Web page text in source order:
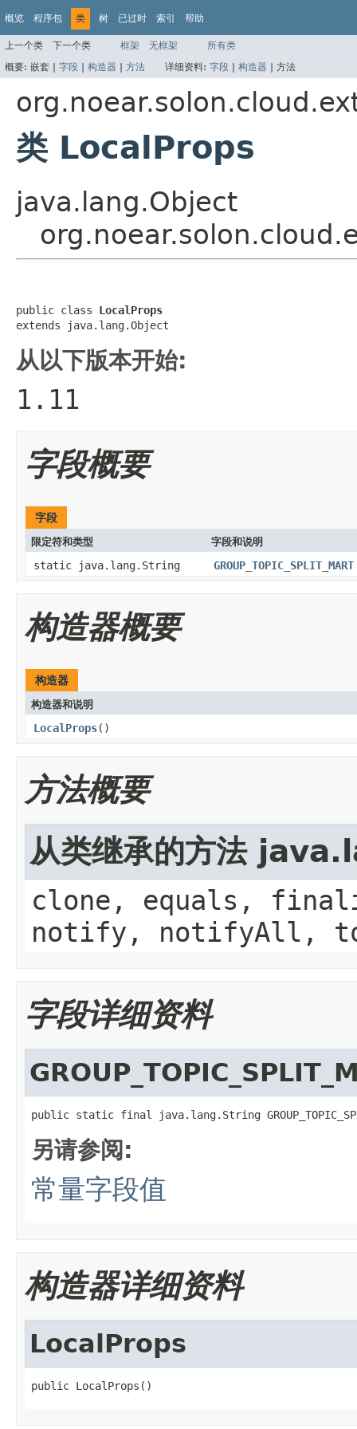
概览 程序包 类 树 已过时 索引 帮助
上一个类 下一个类 框架 无框架
所有类
概要: 嵌套 | 字段 | 构造器 | 方法 详细资料: 字段 | 构造器 | 方法
类 LocalProps
java.lang.Object
public class LocalProps
extends java.lang.Object
从以下版本开始:
1.11
字段概要
字段
限定符和类型 字段和说明
static java.lang.String GROUP_TOPIC_SPLIT_MART
构造器概要
构造器
构造器和说明
LocalProps()
方法概要
从类继承的方法
clone, equals,
notify, notifyAll,
字段详细资料
public static final java.lang.String
另请参阅:
常量字段值
构造器详细资料
LocalProps
public LocalProps()